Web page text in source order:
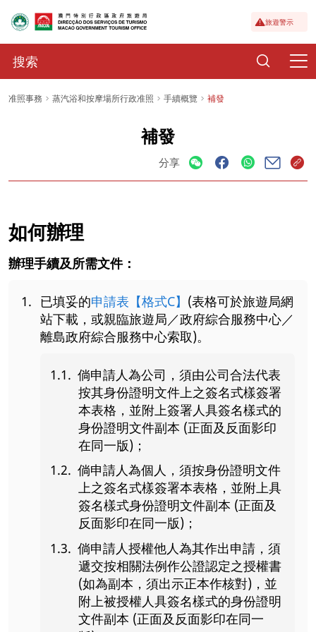
旅遊警示
准照事務 蒸汽浴和按摩場所行政准照 手續概覽 補發
補發
分享
如何辦理
辦理手續及所需文件：
已填妥的申請表【格式C】 (表格可於旅遊局網
站下載，或親臨旅遊局／政府綜合服務中心／
離島政府綜合服務中心索取)。
倘申請人為公司，須由公司合法代表
按其身份證明文件上之簽名式樣簽署
本表格，並附上簽署人具簽名樣式的
身份證明文件副本 (正面及反面影印
在同一版)；
倘申請人為個人，須按身份證明文件
上之簽名式樣簽署本表格，並附上具
簽名樣式身份證明文件副本 (正面及
反面影印在同一版)；
倘申請人授權他人為其作出申請，須
遞交按相關法例作公證認定之授權書
(如為副本，須出示正本作核對)，並
附上被授權人具簽名樣式的身份證明
文件副本 (正面及反面影印在同一